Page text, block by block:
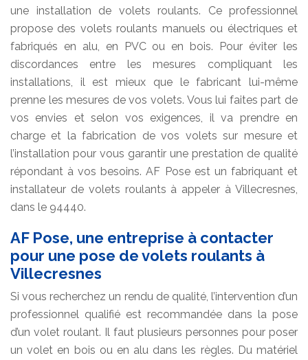
une installation de volets roulants. Ce professionnel
propose des volets roulants manuels ou électriques et
fabriqués en alu, en PVC ou en bois. Pour éviter les
discordances entre les mesures compliquant les
installations, il est mieux que le fabricant lui-même
prenne les mesures de vos volets. Vous lui faites part de
vos envies et selon vos exigences, il va prendre en
charge et la fabrication de vos volets sur mesure et
l’installation pour vous garantir une prestation de qualité
répondant à vos besoins. AF Pose est un fabriquant et
installateur de volets roulants à appeler à Villecresnes,
dans le 94440.
AF Pose, une entreprise à contacter
pour une pose de volets roulants à
Villecresnes
Si vous recherchez un rendu de qualité, l’intervention d’un
professionnel qualifié est recommandée dans la pose
d’un volet roulant. Il faut plusieurs personnes pour poser
un volet en bois ou en alu dans les règles. Du matériel